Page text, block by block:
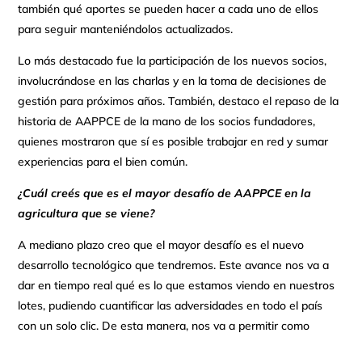
también qué aportes se pueden hacer a cada uno de ellos
para seguir manteniéndolos actualizados.
Lo más destacado fue la participación de los nuevos socios,
involucrándose en las charlas y en la toma de decisiones de
gestión para próximos años. También, destaco el repaso de la
historia de AAPPCE de la mano de los socios fundadores,
quienes mostraron que sí es posible trabajar en red y sumar
experiencias para el bien común.
¿Cuál creés que es el mayor desafío de AAPPCE en la
agricultura que se viene?
A mediano plazo creo que el mayor desafío es el nuevo
desarrollo tecnológico que tendremos. Este avance nos va a
dar en tiempo real qué es lo que estamos viendo en nuestros
lotes, pudiendo cuantificar las adversidades en todo el país
con un solo clic. De esta manera, nos va a permitir como